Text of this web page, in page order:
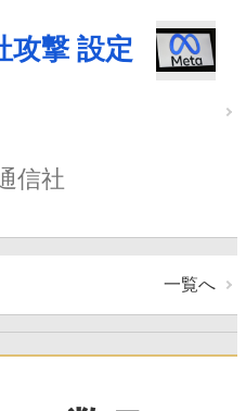
攻撃 設定
信社
一覧へ